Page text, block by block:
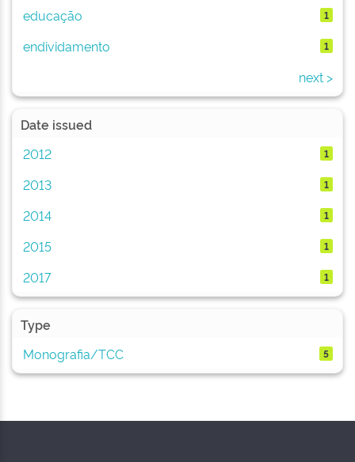
educação 1
endividamento 1
next >
Date issued
2012
1
2013 1
2014 1
2015 1
2017 1
Type
Monografia/TCC
5